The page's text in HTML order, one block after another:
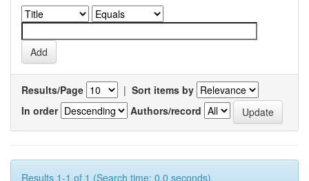
Results/Page | Sort items by
In order
Authors/record
Results 1-1 of 1 (Search time: 0.0 seconds).